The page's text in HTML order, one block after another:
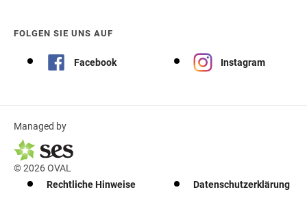
FOLGEN SIE UNS AUF
Facebook Instagram
Managed by
© 2026 OVAL
Rechtliche Hinweise
Datenschutzerklärung